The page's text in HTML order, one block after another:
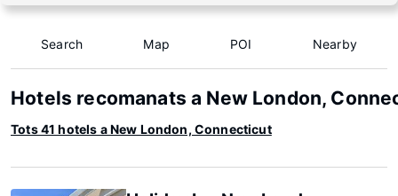
Search Map POI Nearby
Hotels recomanats a New London,
Tots 41 hotels a New London, Connecticut